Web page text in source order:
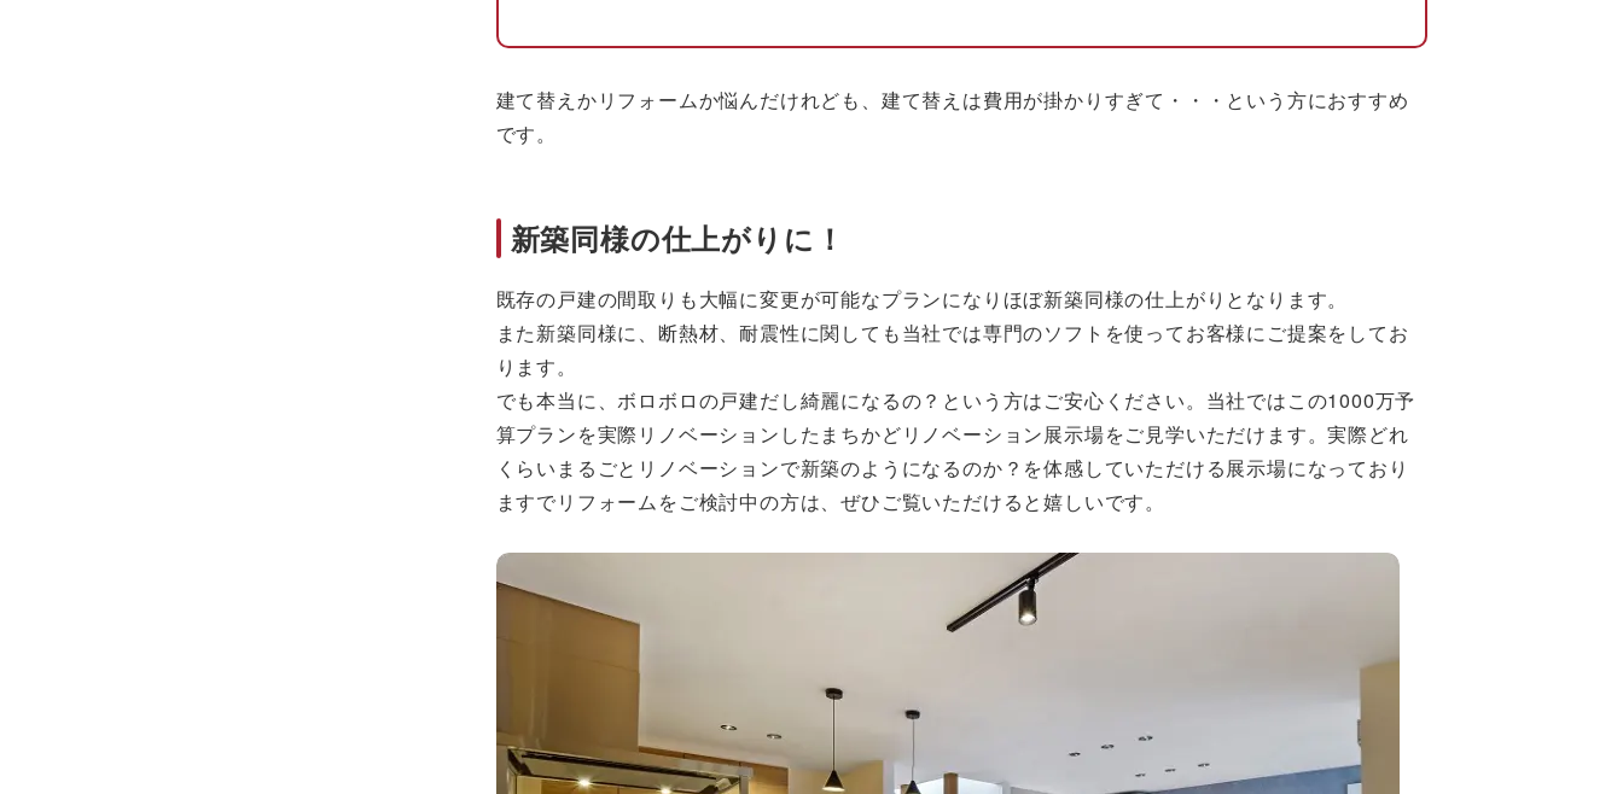
建て替えかリフォームか悩んだけれども、建て替えは費用が掛かりすぎて・・・という方におすすめ
です。
新築同様の仕上がりに！
既存の戸建の間取りも大幅に変更が可能なプランになりほぼ新築同様の仕上がりとなります。
また新築同様に、断熱材、耐震性に関しても当社では専門のソフトを使ってお客様にご提案をしてお
ります。
でも本当に、ボロボロの戸建だし綺麗になるの？という方はご安心ください。当社ではこの1000万予
算プランを実際リノベーションしたまちかどリノベーション展示場をご見学いただけます。実際どれ
くらいまるごとリノベーションで新築のようになるのか？を体感していただける展示場になっており
ますでリフォームをご検討中の方は、ぜひご覧いただけると嬉しいです。